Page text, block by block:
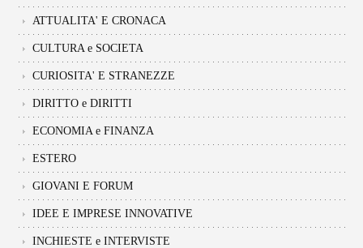
ATTUALITA' E CRONACA
CULTURA e SOCIETA
CURIOSITA' E STRANEZZE
DIRITTO e DIRITTI
ECONOMIA e FINANZA
ESTERO
GIOVANI E FORUM
IDEE E IMPRESE INNOVATIVE
INCHIESTE e INTERVISTE